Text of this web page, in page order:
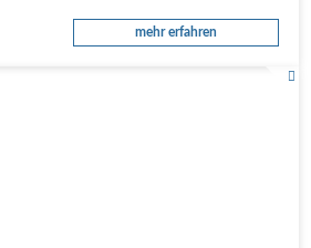
mehr erfahren